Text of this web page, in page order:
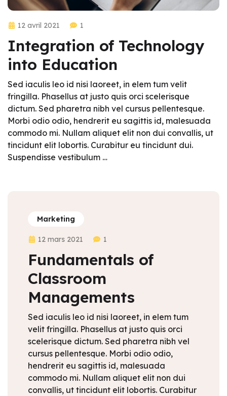
12 avril 2021 1
Integration of Technology
into Education
Sed iaculis leo id nisi laoreet, in elem tum velit
fringilla. Phasellus at justo quis orci scelerisque
dictum. Sed pharetra nibh vel cursus pellentesque.
Morbi odio odio, hendrerit eu sagittis id, malesuada
commodo mi. Nullam aliquet elit non dui convallis, ut
tincidunt elit lobortis. Curabitur eu tincidunt dui.
Suspendisse vestibulum …
Marketing
12 mars 2021 1
Fundamentals of
Classroom
Managements
Sed iaculis leo id nisi laoreet, in elem tum
velit fringilla. Phasellus at justo quis orci
scelerisque dictum. Sed pharetra nibh vel
cursus pellentesque. Morbi odio odio,
hendrerit eu sagittis id, malesuada
commodo mi. Nullam aliquet elit non dui
convallis, ut tincidunt elit lobortis. Curabitur